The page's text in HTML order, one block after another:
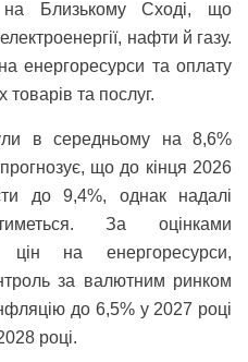
на Близькому Сході, що
нафти й газу.
енергоресурси та оплату
товарів та послуг.
в середньому на 8,6%
що до кінця 2026
до 9,4%, однак надалі
За оцінками
цін на енергоресурси,
за валютним ринком
до 6,5% у 2027 році
році.